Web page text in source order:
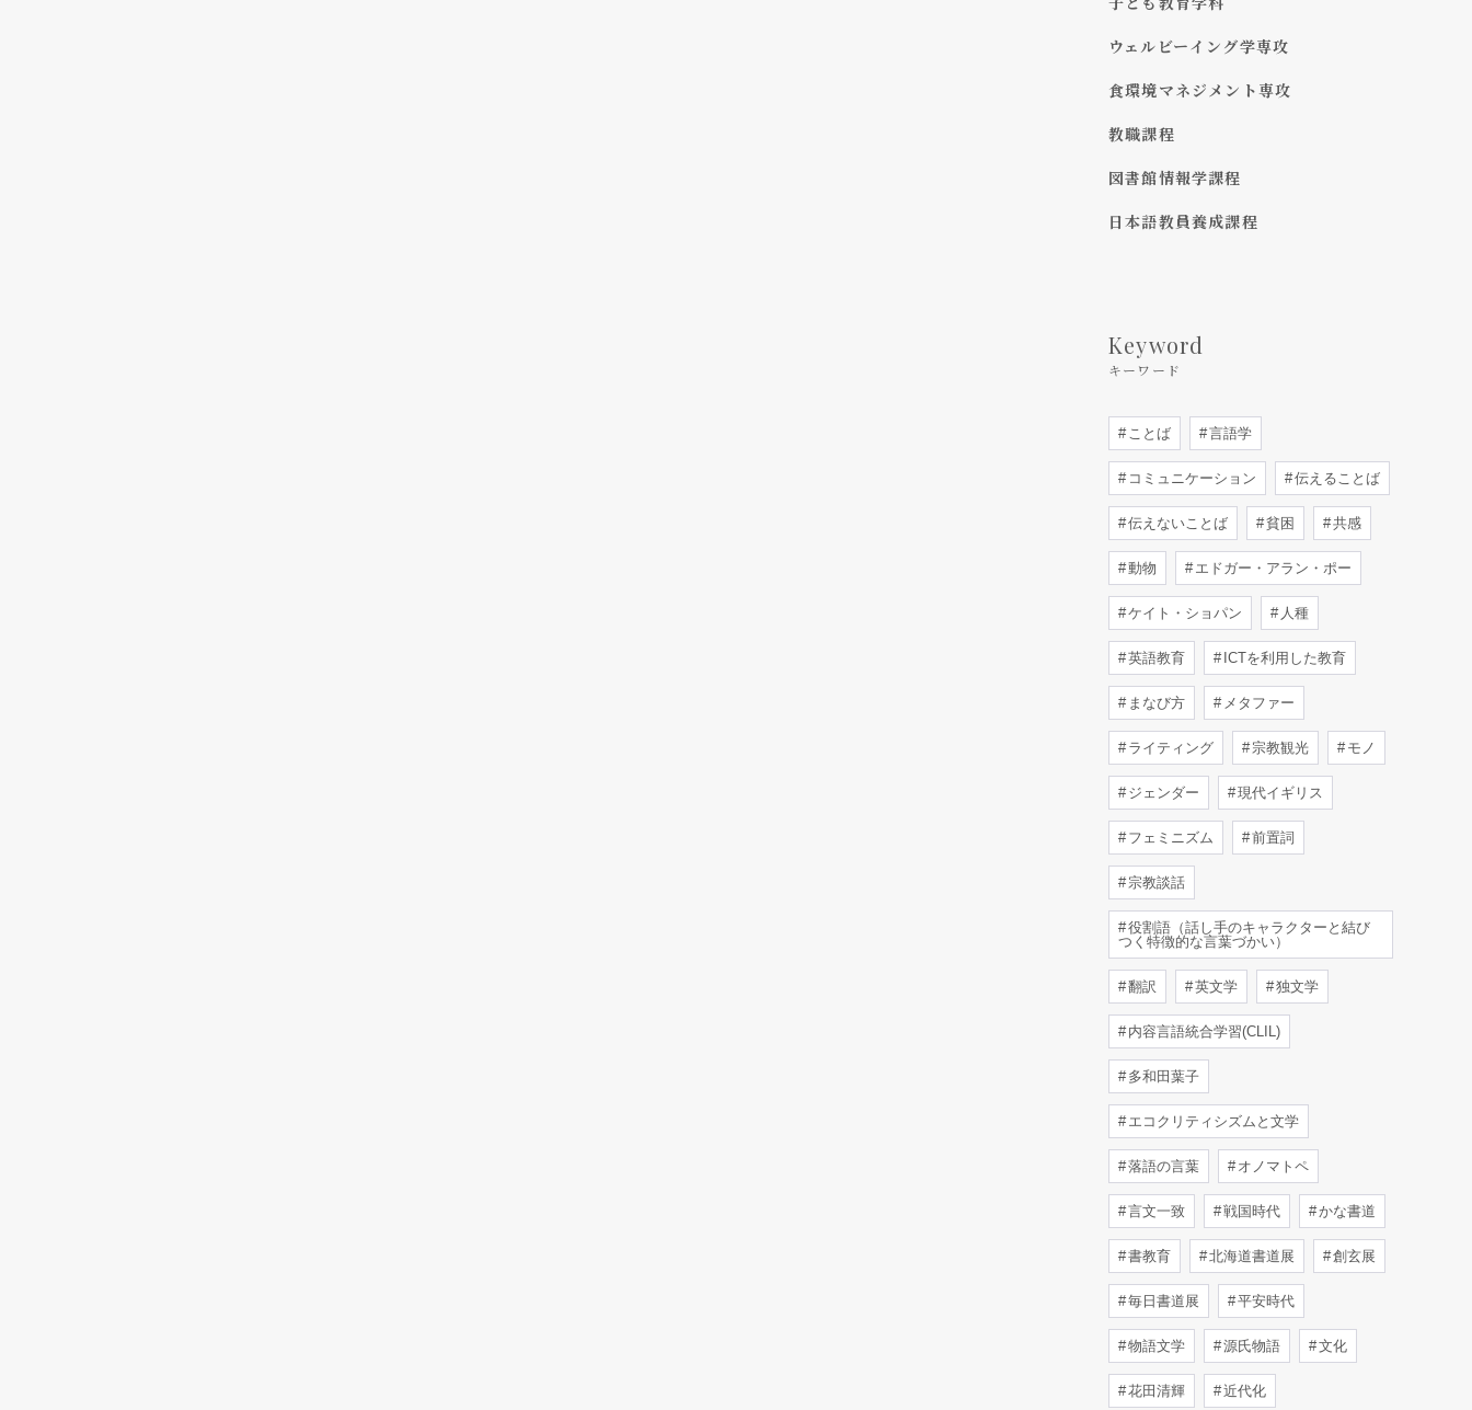
ウェルビーイング学専攻
食環境マネジメント専攻
教職課程
図書館情報学課程
日本語教員養成課程
Keyword
キーワード
ことば 言語学
コミュニケーション 伝えることば
伝えないことば 貧困 共感
動物 エドガー・アラン・ポー
ケイト・ショパン 人種
英語教育 ICTを利用した教育
まなび方 メタファー
ライティング 宗教観光 モノ
ジェンダー 現代イギリス
フェミニズム 前置詞
宗教談話
役割語（話し手のキャラクターと結び
つく特徴的な言葉づかい）
翻訳 英文学 独文学
内容言語統合学習(CLIL)
多和田葉子
エコクリティシズムと文学
落語の言葉 オノマトペ
言文一致 戦国時代 かな書道
書教育 北海道書道展 創玄展
毎日書道展 平安時代
物語文学 源氏物語 文化
花田清輝 近代化